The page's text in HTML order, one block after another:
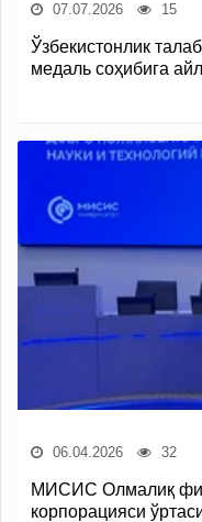
07.07.2026 15
Ўзбекистонлик
медаль соҳибига
06.04.2026 32
МИСИС Олмалиқ
корпорацияси